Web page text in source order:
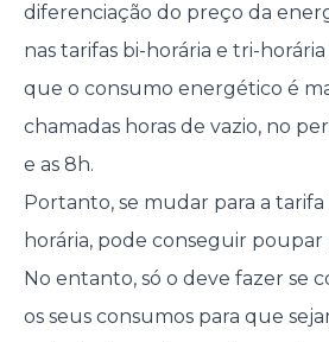
diferenciação do preço da
nas tarifas bi-horária e tri-
que o consumo energético é
chamadas horas de vazio, no
e as 8h.
Portanto, se mudar para a
horária, pode conseguir
No entanto, só o deve fazer se
os seus consumos para que